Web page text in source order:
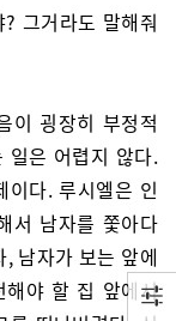
그거라도 말해줘
이 굉장히 부정적
일은 어렵지 않다.
이다. 루시엘은 인
서 남자를 쫓아다
남자가 보는 앞에
야 할 집 앞에서